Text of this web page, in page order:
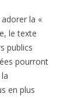
la «
le texte
publics
pourront
en plus